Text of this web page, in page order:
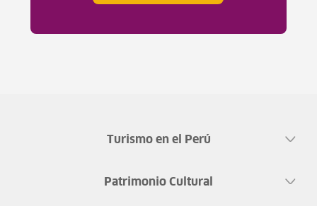
Turismo en el Perú
Patrimonio Cultural